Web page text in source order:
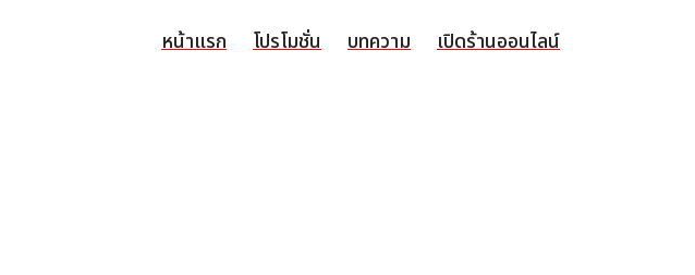
หน้าแรก โปรโมชั่น บทความ เปิดร้านออนไลน์